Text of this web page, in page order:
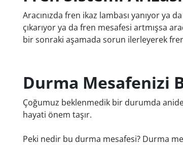
Aracınızda fren ikaz lambası yanıyor ya
çıkarıyor ya da fren mesafesi artmışsa
bir sonraki aşamada sorun ilerleyerek
Durma Mesafenizi
Çoğumuz beklenmedik bir durumda
hayati önem taşır.
Peki nedir bu durma mesafesi? Durma